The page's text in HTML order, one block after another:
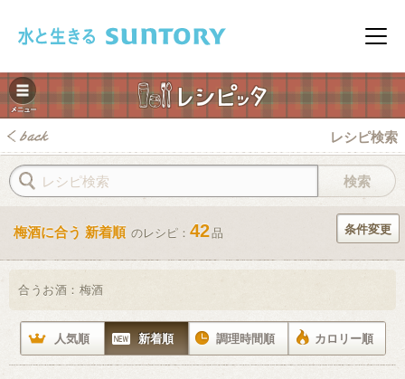
メニ
レシピ検索
梅酒に合う 新着順 のレシピ： 42品 条件変更
合うお酒： 梅酒
人気順 新着順 調理時間順 カロリー順